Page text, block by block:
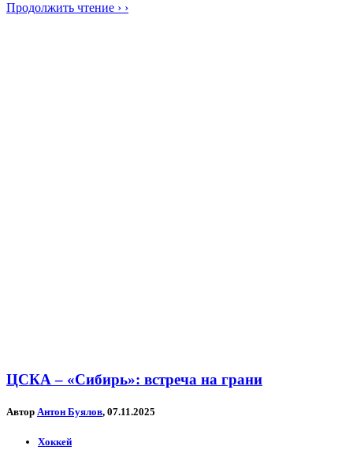
Продолжить чтение › ›
ЦСКА – «Сибирь»: встреча на грани
Автор Антон Буялов, 07.11.2025
Хоккей